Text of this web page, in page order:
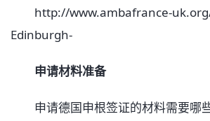
http://www.ambafrance-
Edinburgh-
申请材料准备
申请德国申根签证的材料需要哪